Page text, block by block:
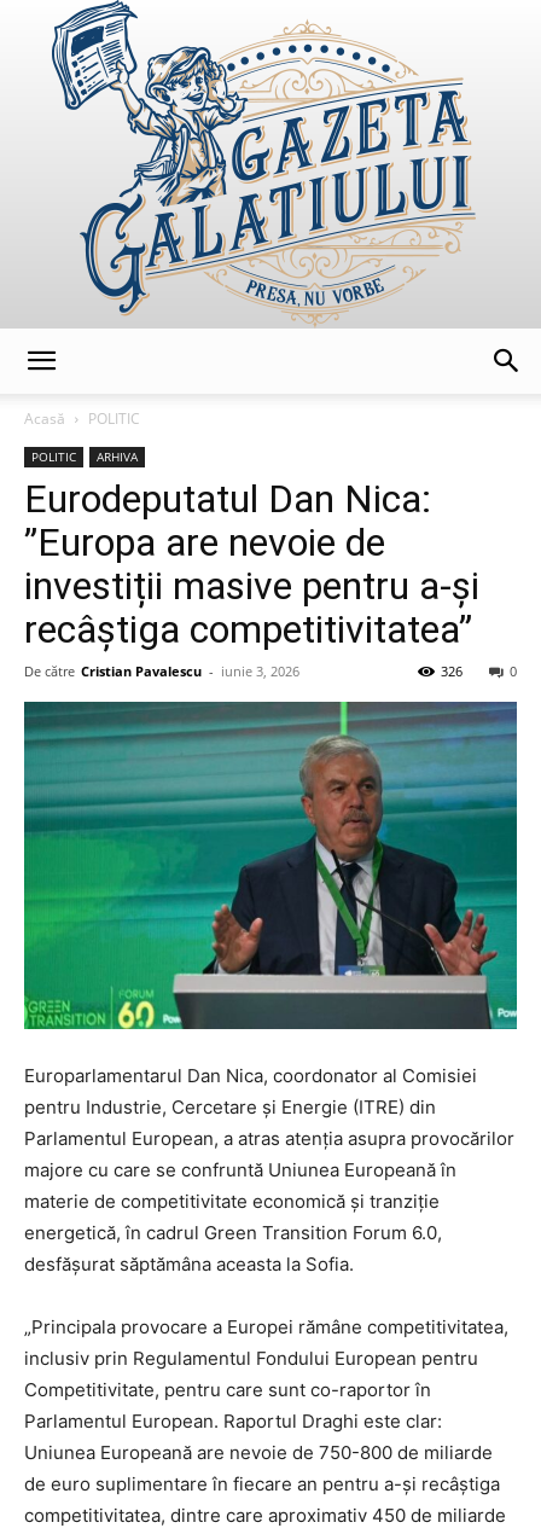
Acasă
POLITIC
POLITIC ARHIVA
Eurodeputatul Dan Nica:
”Europa are nevoie de
investiții masive pentru a-și
recâștiga competitivitatea”
De către Cristian Pavalescu - iunie 3, 2026 0
326
Europarlamentarul Dan Nica, coordonator al Comisiei
pentru Industrie, Cercetare și Energie (ITRE) din
Parlamentul European, a atras atenția asupra provocărilor
majore cu care se confruntă Uniunea Europeană în
materie de competitivitate economică și tranziție
energetică, în cadrul Green Transition Forum 6.0,
desfășurat săptămâna aceasta la Sofia.
„Principala provocare a Europei rămâne competitivitatea,
inclusiv prin Regulamentul Fondului European pentru
Competitivitate, pentru care sunt co-raportor în
Parlamentul European. Raportul Draghi este clar:
Uniunea Europeană are nevoie de 750-800 de miliarde
de euro suplimentare în fiecare an pentru a-și recâștiga
competitivitatea, dintre care aproximativ 450 de miliarde